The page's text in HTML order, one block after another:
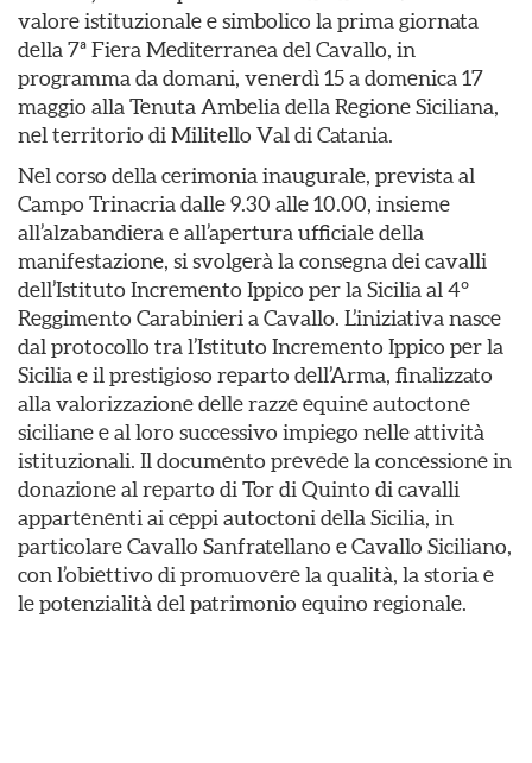
valore istituzionale e simbolico la prima giornata
della 7ª Fiera Mediterranea del Cavallo, in
programma da domani, venerdì 15 a domenica 17
maggio alla Tenuta Ambelia della Regione Siciliana,
nel territorio di Militello Val di Catania.
Nel corso della cerimonia inaugurale, prevista al
Campo Trinacria dalle 9.30 alle 10.00, insieme
all’alzabandiera e all’apertura ufficiale della
manifestazione, si svolgerà la consegna dei cavalli
dell’Istituto Incremento Ippico per la Sicilia al 4°
Reggimento Carabinieri a Cavallo. L’iniziativa nasce
dal protocollo tra l’Istituto Incremento Ippico per la
Sicilia e il prestigioso reparto dell’Arma, finalizzato
alla valorizzazione delle razze equine autoctone
siciliane e al loro successivo impiego nelle attività
istituzionali. Il documento prevede la concessione in
donazione al reparto di Tor di Quinto di cavalli
appartenenti ai ceppi autoctoni della Sicilia, in
particolare Cavallo Sanfratellano e Cavallo Siciliano,
con l’obiettivo di promuovere la qualità, la storia e
le potenzialità del patrimonio equino regionale.